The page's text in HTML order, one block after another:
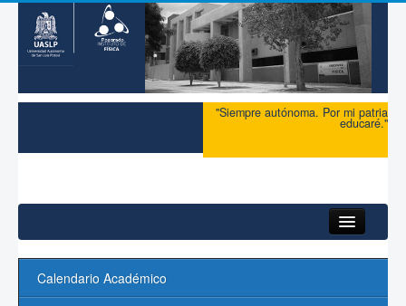
"Siempre autónoma. Por mi patria
educaré."
Maestría
Calendario Académico